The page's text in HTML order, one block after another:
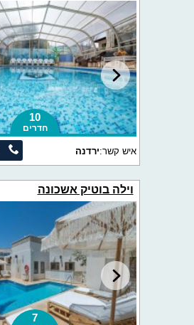
10
חדרים
איש קשר:ירדנה
וילה בוטיק אשכונה
7